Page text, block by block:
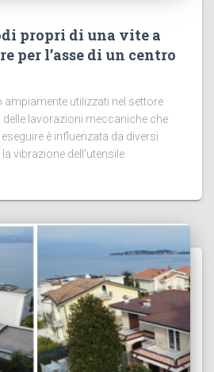
propri di una vite a
per l’asse di un centro
ampiamente utilizzati nel settore
lavorazioni meccaniche che
è influenzata da diversi
vibrazione dell’utensile.